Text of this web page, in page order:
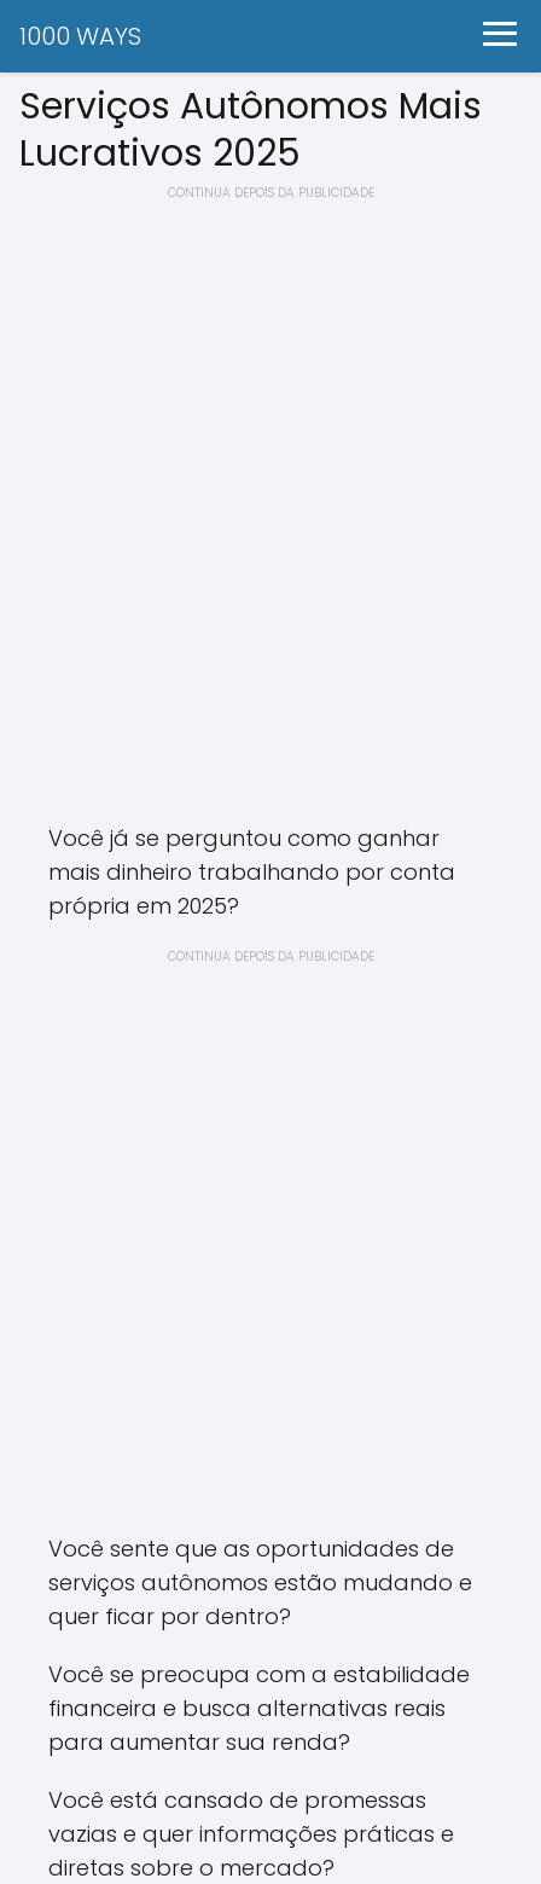
1000 WAYS
Serviços Autônomos Mais
Lucrativos 2025
CONTINUA DEPOIS DA PUBLICIDADE
Você já se perguntou como ganhar
mais dinheiro trabalhando por conta
própria em 2025?
CONTINUA DEPOIS DA PUBLICIDADE
Você sente que as oportunidades de
serviços autônomos estão mudando e
quer ficar por dentro?
Você se preocupa com a estabilidade
financeira e busca alternativas reais
para aumentar sua renda?
Você está cansado de promessas
vazias e quer informações práticas e
diretas sobre o mercado?